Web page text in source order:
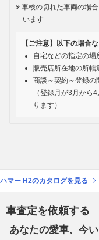
車検の切れた車両の場
います
【ご注意】以下の場合
自宅などの指定の場
販売店所在地の所轄
商談～契約～登録の
（登録月が3月から
ります）
ハマー H2のカタログを見る
車査定を依頼する
あなたの愛車、今